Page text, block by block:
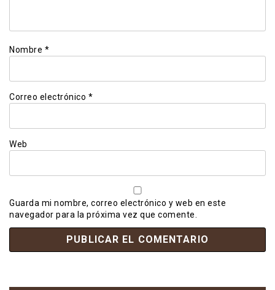
Nombre *
Correo electrónico *
Web
Guarda mi nombre, correo electrónico y web en este
navegador para la próxima vez que comente.